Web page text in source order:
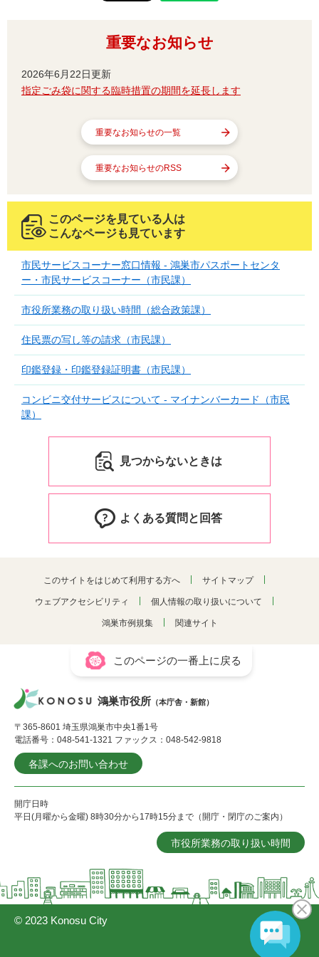
重要なお知らせ
2026年6月22日更新
指定ごみ袋に関する臨時措置の期間を延長します
重要なお知らせの一覧
重要なお知らせのRSS
このページを見ている人は
こんなページも見ています
市民サービスコーナー窓口情報 - 鴻巣市パスポートセンタ
ー・市民サービスコーナー（市民課）
市役所業務の取り扱い時間（総合政策課）
住民票の写し等の請求（市民課）
印鑑登録・印鑑登録証明書（市民課）
コンビニ交付サービスについて - マイナンバーカード（市民
課）
見つからないときは
よくある質問と回答
このサイトをはじめて利用する方へ サイトマップ
ウェブアクセシビリティ 個人情報の取り扱いについて
鴻巣市例規集 関連サイト
このページの一番上に戻る
鴻巣市役所 （本庁舎・新館）
〒365-8601 埼玉県鴻巣市中央1番1号
電話番号：048-541-1321 ファックス：048-542-9818
各課へのお問い合わせ
開庁日時
平日(月曜から金曜) 8時30分から17時15分まで（開庁・閉庁のご案内）
市役所業務の取り扱い時間
© 2023 Konosu City